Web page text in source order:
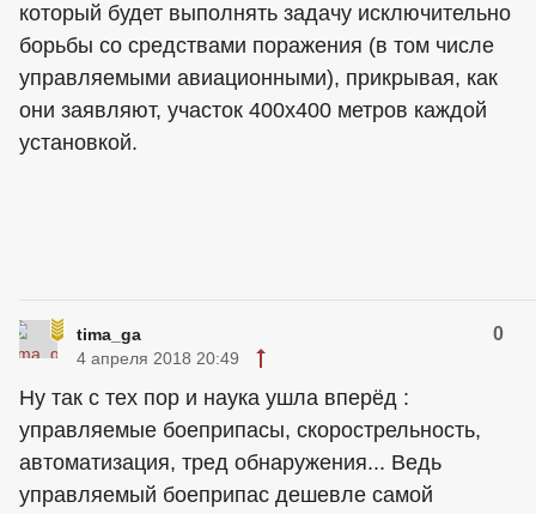
который будет выполнять задачу исключительно
борьбы со средствами поражения (в том числе
управляемыми авиационными), прикрывая, как
они заявляют, участок 400х400 метров каждой
установкой.
tima_ga 0
4 апреля 2018 20:49
Ну так с тех пор и наука ушла вперёд :
управляемые боеприпасы, скорострельность,
автоматизация, тред обнаружения... Ведь
управляемый боеприпас дешевле самой